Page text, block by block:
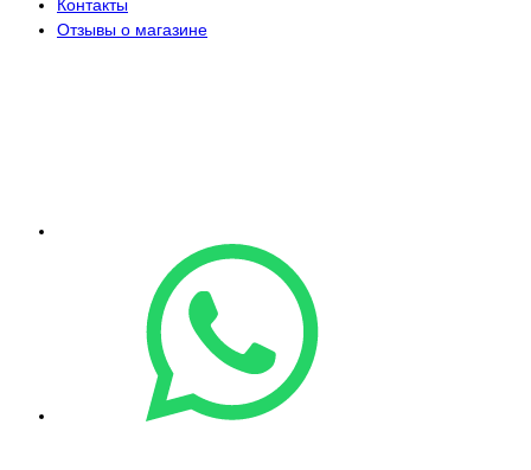
Контакты
Отзывы о магазине